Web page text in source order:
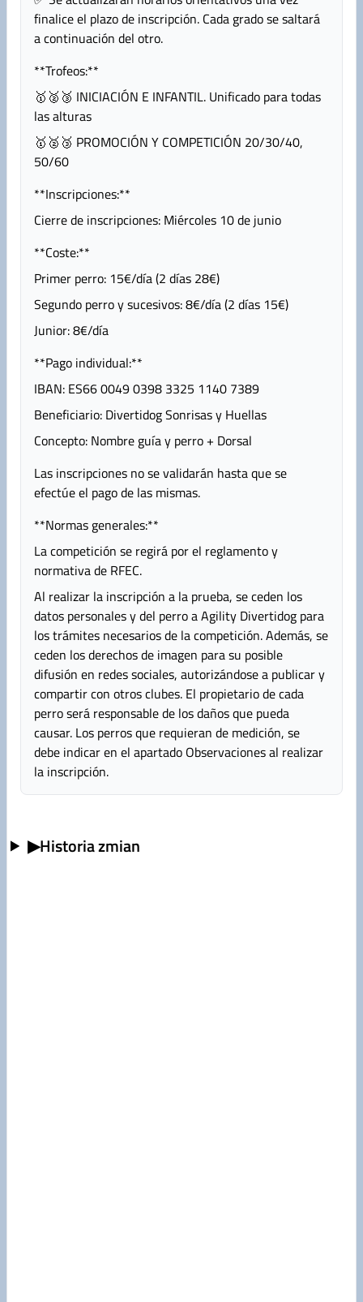
finalice el plazo de inscripción. Cada grado se saltará
a continuación del otro.
**Trofeos:**
🥇🥈🥉 INICIACIÓN E INFANTIL. Unificado para todas
las alturas
🥇🥈🥉 PROMOCIÓN Y COMPETICIÓN 20/30/40,
50/60
**Inscripciones:**
Cierre de inscripciones: Miércoles 10 de junio
**Coste:**
Primer perro: 15€/día (2 días 28€)
Segundo perro y sucesivos: 8€/día (2 días 15€)
Junior: 8€/día
**Pago individual:**
IBAN: ES66 0049 0398 3325 1140 7389
Beneficiario: Divertidog Sonrisas y Huellas
Concepto: Nombre guía y perro + Dorsal
Las inscripciones no se validarán hasta que se
efectúe el pago de las mismas.
**Normas generales:**
La competición se regirá por el reglamento y
normativa de RFEC.
Al realizar la inscripción a la prueba, se ceden los
datos personales y del perro a Agility Divertidog para
los trámites necesarios de la competición. Además, se
ceden los derechos de imagen para su posible
difusión en redes sociales, autorizándose a publicar y
compartir con otros clubes. El propietario de cada
perro será responsable de los daños que pueda
causar. Los perros que requieran de medición, se
debe indicar en el apartado Observaciones al realizar
la inscripción.
▶Historia zmian